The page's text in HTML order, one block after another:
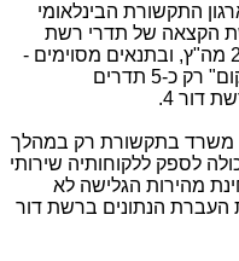
התקשורת הבינלאומי
שירותי דור 4, נדרשת הקצאה של תדרי רשת
גישה ברוחב פס רציף מינימאלי של 20 מה"ץ, ובתנאים מסוימים -
15 מה"ץ וכי נכון להיום בידיה של "סלקום" רק כ-5 תדרים
דור 4.
משרד בתקשורת רק במהלך
"סלקום" יכולה לספק ללקוחותיה שירותי
מהירות הגלישה לא
העברת הנתונים ברשת דור